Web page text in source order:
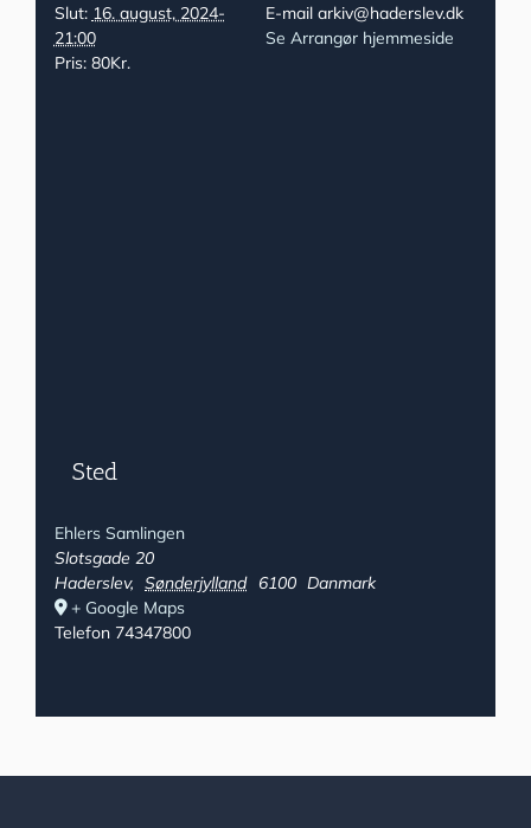
Slut: 16. august, 2024-
21:00
Pris: 80Kr.
E-mail arkiv@haderslev.dk
Se Arrangør hjemmeside
Sted
Ehlers Samlingen
Slotsgade 20
Haderslev, Sønderjylland 6100 Danmark
+ Google Maps
Telefon 74347800